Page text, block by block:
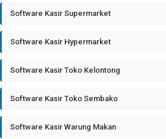
Software Kasir Supermarket
Software Kasir Hypermarket
Software Kasir Toko Kelontong
Software Kasir Toko Sembako
Software Kasir Warung Makan